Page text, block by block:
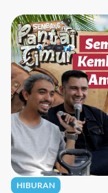
HIBURAN